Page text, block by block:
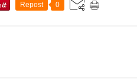
Repost 0